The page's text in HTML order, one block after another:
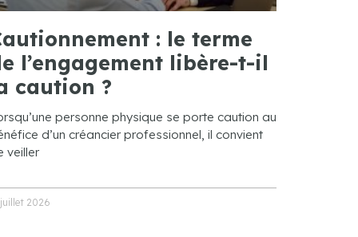
: le terme
l’engagement libère-t-il
caution ?
personne physique se porte caution au
d’un créancier professionnel, il convient
veiller
juillet 2026